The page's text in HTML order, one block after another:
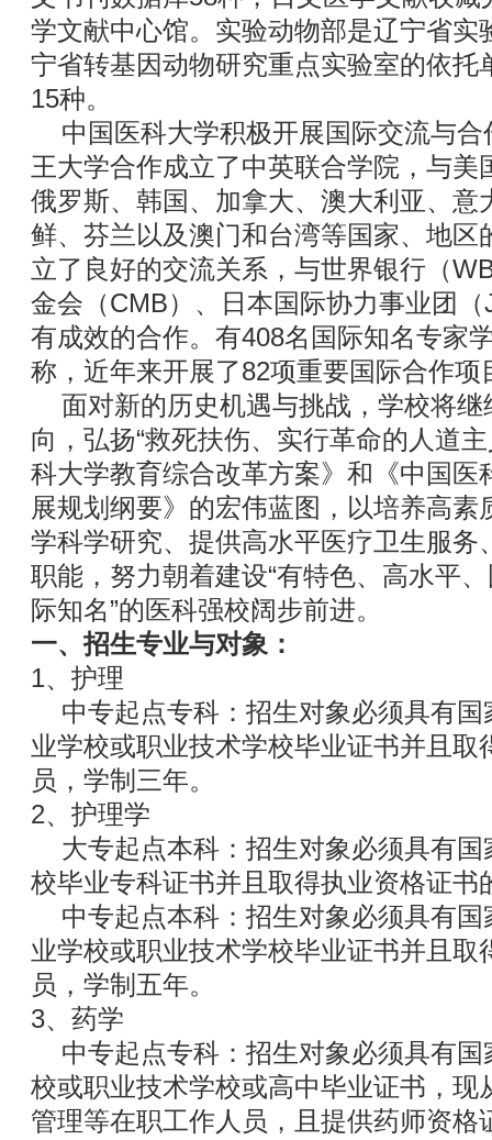
学文献中心馆。实验动物部是辽宁省实
宁省转基因动物研究重点实验室的依托
15种。
中国医科大学积极开展国际交流与合
王大学合作成立了中英联合学院，与美
俄罗斯、韩国、加拿大、澳大利亚、意
鲜、芬兰以及澳门和台湾等国家、地区
立了良好的交流关系，与世界银行（
金会（CMB）、日本国际协力事业团
有成效的合作。有408名国际知名专家
称，近年来开展了82项重要国际合作项
面对新的历史机遇与挑战，学校将继
向，弘扬“救死扶伤、实行革命的人道
科大学教育综合改革方案》和《中国医
展规划纲要》的宏伟蓝图，以培养高素
学科学研究、提供高水平医疗卫生服务
职能，努力朝着建设“有特色、高水平
际知名”的医科强校阔步前进。
一、招生专业与对象：
1、护理
中专起点专科：招生对象必须具有国
业学校或职业技术学校毕业证书并且取
员，学制三年。
2、护理学
大专起点本科：招生对象必须具有国
校毕业专科证书并且取得执业资格证书
中专起点本科：招生对象必须具有国
业学校或职业技术学校毕业证书并且取
员，学制五年。
3、药学
中专起点专科：招生对象必须具有国
校或职业技术学校或高中毕业证书，现
管理等在职工作人员，且提供药师资格